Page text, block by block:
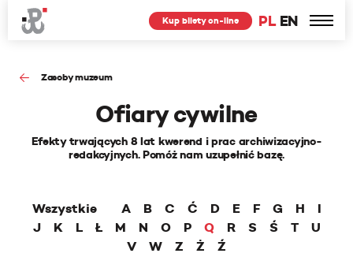
PL EN
Kup bilety on-line
Zasoby muzeum
Ofiary cywilne
Efekty trwających 8 lat kwerend i prac archiwizacyjno-
redakcyjnych. Pomóż nam uzupełnić bazę.
Wszystkie A B C Ć D E F G H
I
J
K L Ł M N O P Q R S Ś T
U
V
W Z Ż
Ź